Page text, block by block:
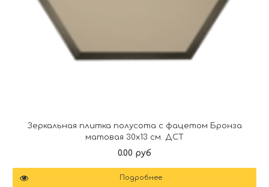
Зеркальная плитка полусота с фацетом Бронза
матовая 30х13 см. ДСТ
0.00 руб
Подробнее